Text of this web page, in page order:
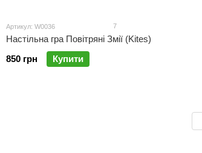
Артикул: W0036 7
Настільна гра Повітряні Змії (Kites)
850 грн
Купити